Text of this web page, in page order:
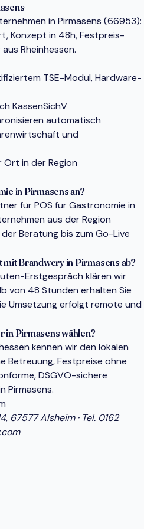
in Pirmasens (66953):
Konzept in 48h, Festpreis-
Rheinhessen.
TSE-Modul, Hardware-
KassenSichV
automatisch
und
in der Region
in Pirmasens an?
für POS für Gastronomie in
aus der Region
Beratung bis zum Go-Live
Brandwery in Pirmasens ab?
Erstgespräch klären wir
von 48 Stunden erhalten Sie
Umsetzung erfolgt remote und
in Pirmasens wählen?
kennen wir den lokalen
Betreuung, Festpreise ohne
DSGVO-sichere
Pirmasens.
67577 Alsheim · Tel. 0162